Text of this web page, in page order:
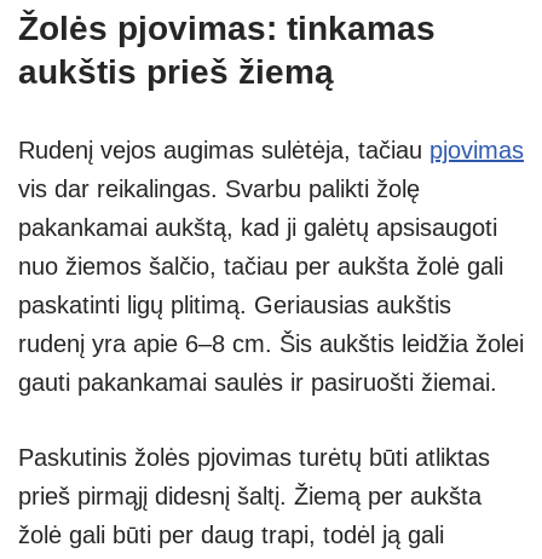
Žolės pjovimas: tinkamas
aukštis prieš žiemą
Rudenį vejos augimas sulėtėja, tačiau pjovimas
vis dar reikalingas. Svarbu palikti žolę
pakankamai aukštą, kad ji galėtų apsisaugoti
nuo žiemos šalčio, tačiau per aukšta žolė gali
paskatinti ligų plitimą. Geriausias aukštis
rudenį yra apie 6–8 cm. Šis aukštis leidžia žolei
gauti pakankamai saulės ir pasiruošti žiemai.
Paskutinis žolės pjovimas turėtų būti atliktas
prieš pirmąjį didesnį šaltį. Žiemą per aukšta
žolė gali būti per daug trapi, todėl ją gali